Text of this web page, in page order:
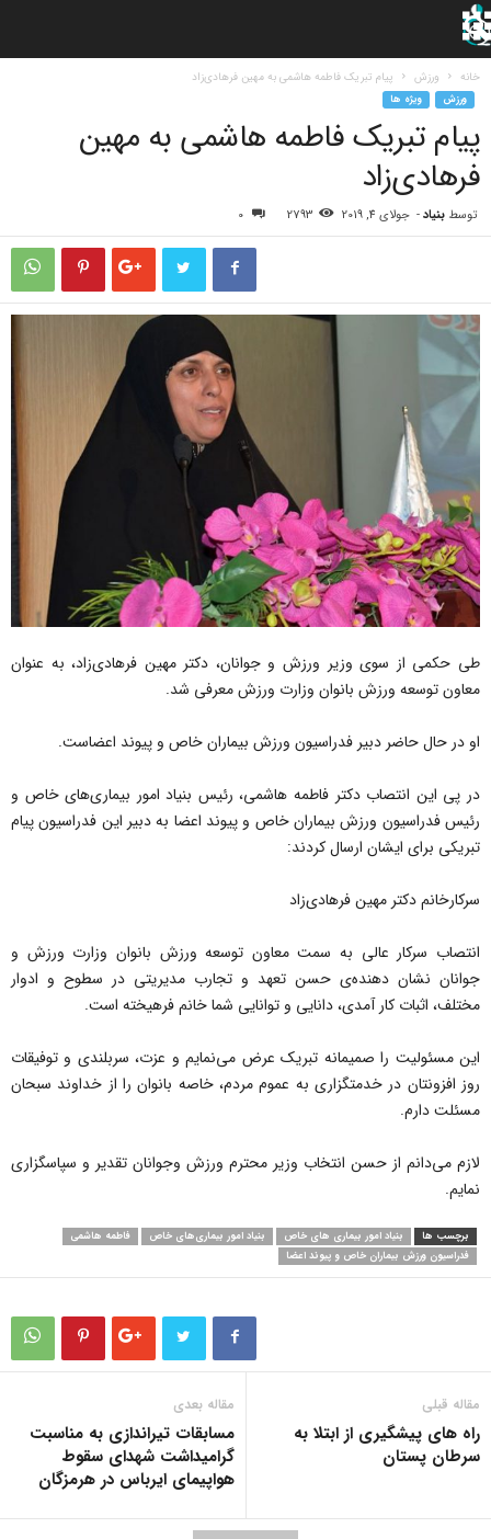
خانه ورزش پیام تبریک فاطمه هاشمی به مهین فرهادی‌زاد
ورزش ویژه ها
پیام تبریک فاطمه هاشمی به مهین
فرهادی‌زاد
توسط بنیاد- جولای 4, 2019 2793
0
طی حکمی از سوی وزیر ورزش و جوانان، دکتر مهین فرهادی‌زاد، به عنوان
معاون توسعه ورزش بانوان وزارت ورزش معرفی شد.
او در حال حاضر دبیر فدراسیون ورزش بیماران خاص و پیوند اعضاست.
در پی این انتصاب دکتر فاطمه هاشمی، رئیس بنیاد امور بیماری‌های خاص و
رئیس فدراسیون ورزش بیماران خاص و پیوند اعضا به دبیر این فدراسیون پیام
تبریکی برای ایشان ارسال کردند:
سرکارخانم دکتر مهین فرهادی‌زاد
انتصاب سرکار عالی به سمت معاون توسعه ورزش بانوان وزارت ورزش و
جوانان نشان دهنده‌ی حسن تعهد و تجارب مدیریتی در سطوح و ادوار
مختلف، اثبات کار آمدی، دانایی و توانایی شما خانم فرهیخته است.
این مسئولیت را صمیمانه تبریک عرض می‌نمایم و عزت،‌ سربلندی و توفیقات
روز افزونتان در خدمتگزاری به عموم مردم، خاصه بانوان را از خداوند سبحان
مسئلت دارم.
لازم می‌دانم از حسن انتخاب وزیر محترم ورزش وجوانان تقدیر و سپاسگزاری
نمایم.
برچسب ها بنیاد امور بیماری های خاص بنیاد امور بیماری‌های خاص
فاطمه هاشمی
فدراسیون ورزش بیماران خاص و پیوند اعضا
مقاله قبلی
راه های پیشگیری از ابتلا به
سرطان پستان
مقاله بعدی
مسابقات تیراندازی به مناسبت
گرامیداشت شهدای سقوط
هواپیمای ایرباس در هرمزگان